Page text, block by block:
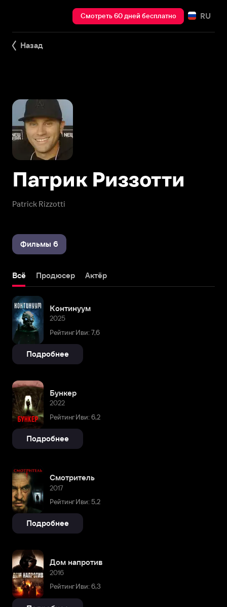
Смотреть 60 дней бесплатно RU
Назад
Patrick Rizzotti
Патрик Риззотти
Фильмы 6
Всё Продюсер Актёр
Континуум
2025
Рейтинг Иви: 7,6
Подробнее
Бункер
2022
Рейтинг Иви: 6,2
Подробнее
Смотритель
2017
Рейтинг Иви: 5,2
Подробнее
Дом напротив
2016
Рейтинг Иви: 6,3